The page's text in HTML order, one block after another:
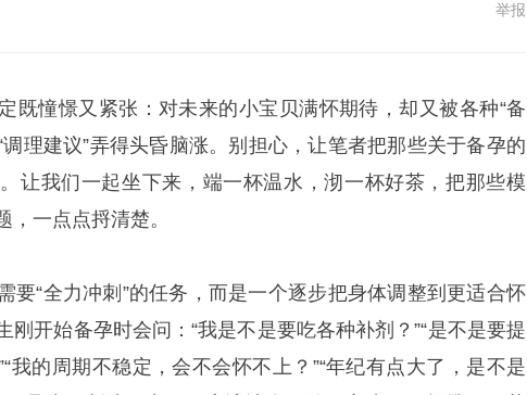
举报
既憧憬又紧张：对未来的小宝贝满怀期待，却又被各种“备
调理建议”弄得头昏脑涨。别担心，让笔者把那些关于备孕的
让我们一起坐下来，端一杯温水，沏一杯好茶，把那些模
一点点捋清楚。
要“全力冲刺”的任务，而是一个逐步把身体调整到更适合怀
刚开始备孕时会问：“我是不是要吃各种补剂？”“是不是要提
我的周期不稳定，会不会怀不上？”“年纪有点大了，是不是